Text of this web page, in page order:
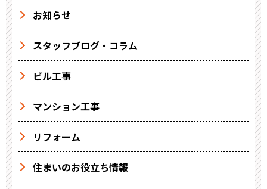
お知らせ
スタッフブログ・コラム
ビル工事
マンション工事
リフォーム
住まいのお役立ち情報